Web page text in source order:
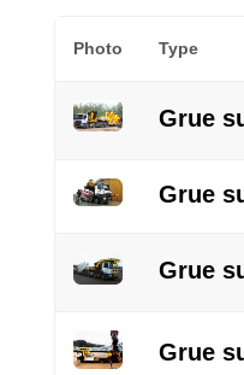
Photo Type
Grue
Grue
Grue
Grue